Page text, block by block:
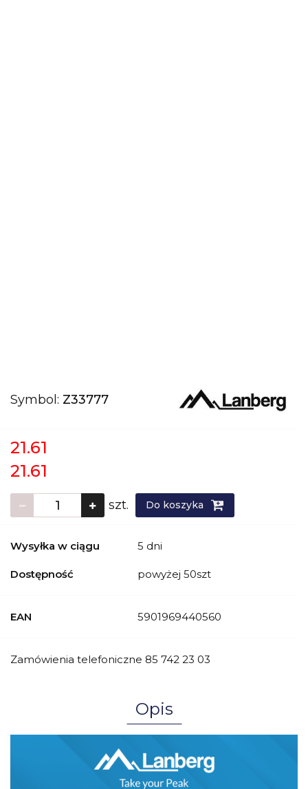
Symbol: Z33777
21.61
21.61
szt. Do koszyka
Wysyłka w ciągu 5 dni
Dostępność powyżej 50szt
EAN 5901969440560
Zamówienia telefoniczne 85 742 23 03
Opis